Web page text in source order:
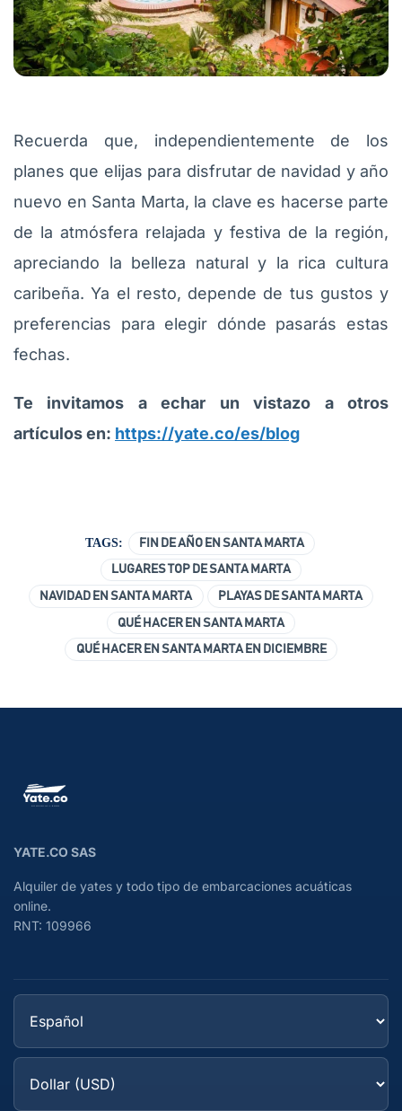
Recuerda que, independientemente de los
planes que elijas para disfrutar de navidad y año
nuevo en Santa Marta, la clave es hacerse parte
de la atmósfera relajada y festiva de la región,
apreciando la belleza natural y la rica cultura
caribeña. Ya el resto, depende de tus gustos y
preferencias para elegir dónde pasarás estas
fechas.
Te invitamos a echar un vistazo a otros
artículos en: https://yate.co/es/blog
TAGS: FIN DE AÑO EN SANTA MARTA
LUGARES TOP DE SANTA MARTA
NAVIDAD EN SANTA MARTA PLAYAS DE SANTA MARTA
QUÉ HACER EN SANTA MARTA
QUÉ HACER EN SANTA MARTA EN DICIEMBRE
YATE.CO SAS
Alquiler de yates y todo tipo de embarcaciones acuáticas
online.
RNT: 109966